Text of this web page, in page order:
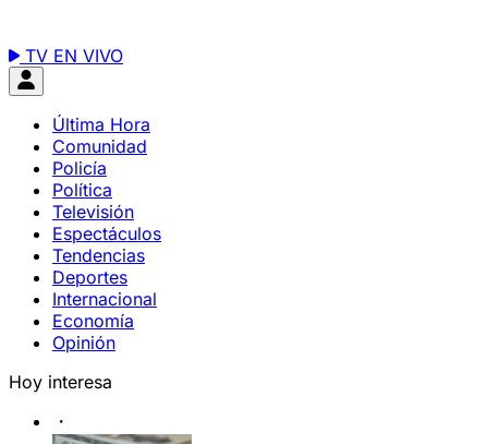
TV EN VIVO
Última Hora
Comunidad
Policía
Política
Televisión
Espectáculos
Tendencias
Deportes
Internacional
Economía
Opinión
Hoy interesa